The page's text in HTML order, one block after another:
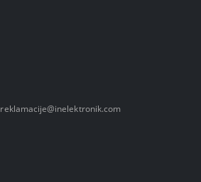
reklamacije@inelektronik.com